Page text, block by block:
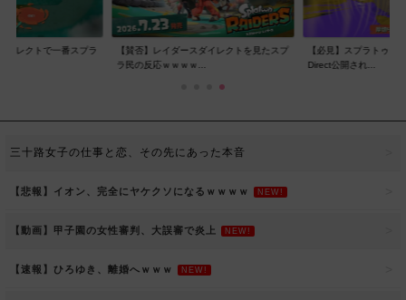
イレクトで一番スプラ
【賛否】レイダースダイレクトを見たスプ
ラ民の反応ｗｗｗｗ...
【必見】スプラトゥー
Direct公開され...
三十路女子の仕事と恋、その先にあった本音
【悲報】イオン、完全にヤケクソになるｗｗｗｗ NEW!
【動画】甲子園の女性審判、大誤審で炎上 NEW!
【速報】ひろゆき、離婚へｗｗｗ NEW!